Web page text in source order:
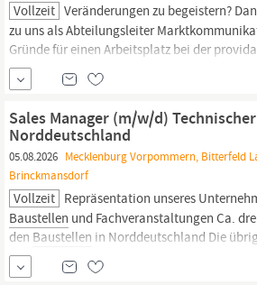
Vollzeit Veränderungen zu begeistern?
zu uns als Abteilungsleiter
Gründe für einen Arbeitsplatz bei der
Egal ob in den Büros oder auf
gemeinsamen Festen oder auf
Aktivitäten oder aber einfach nur beim
Sales Manager (m/w/d)
Norddeutschland
05.08.2026 Mecklenburg Vorpommern, Bitterfeld
Brinckmansdorf
Vollzeit Repräsentation unseres
Baustellen und Fachveranstaltungen Ca.
den Baustellen in Norddeutschland Die
vom Standort in Königswinter oder aus dem
ausgeführt werden. WIR FREUEN UNS AUF